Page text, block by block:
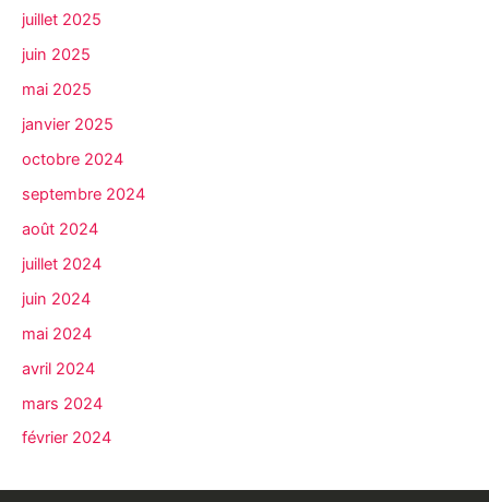
juillet 2025
juin 2025
mai 2025
janvier 2025
octobre 2024
septembre 2024
août 2024
juillet 2024
juin 2024
mai 2024
avril 2024
mars 2024
février 2024